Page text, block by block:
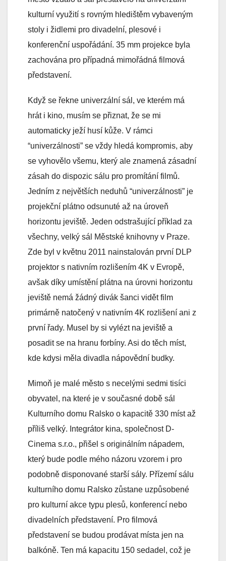
kulturní využití s rovným hledištěm vybaveným
stoly i židlemi pro divadelní, plesové i
konferenční uspořádání. 35 mm projekce byla
zachována pro případná mimořádná filmová
představení.
Když se řekne univerzální sál, ve kterém má
hrát i kino, musím se přiznat, že se mi
automaticky ježí husí kůže. V rámci
“univerzálnosti” se vždy hledá kompromis, aby
se vyhovělo všemu, který ale znamená zásadní
zásah do dispozic sálu pro promítání filmů.
Jedním z největších neduhů “univerzálnosti” je
projekční plátno odsunuté až na úroveň
horizontu jeviště. Jeden odstrašující příklad za
všechny, velký sál Městské knihovny v Praze.
Zde byl v květnu 2011 nainstalován první DLP
projektor s nativním rozlišením 4K v Evropě,
avšak díky umístění plátna na úrovni horizontu
jeviště nemá žádný divák šanci vidět film
primárně natočený v nativním 4K rozlišení ani z
první řady. Musel by si vylézt na jeviště a
posadit se na hranu forbíny. Asi do těch míst,
kde kdysi měla divadla nápovědní budky.
Mimoň je malé město s necelými sedmi tisíci
obyvatel, na které je v současné době sál
Kulturního domu Ralsko o kapacitě 330 míst až
příliš velký. Integrátor kina, společnost D-
Cinema s.r.o., přišel s originálním nápadem,
který bude podle mého názoru vzorem i pro
podobně disponované starší sály. Přízemí sálu
kulturního domu Ralsko zůstane uzpůsobené
pro kulturní akce typu plesů, konferencí nebo
divadelních představení. Pro filmová
představení se budou prodávat místa jen na
balkóně. Ten má kapacitu 150 sedadel, což je